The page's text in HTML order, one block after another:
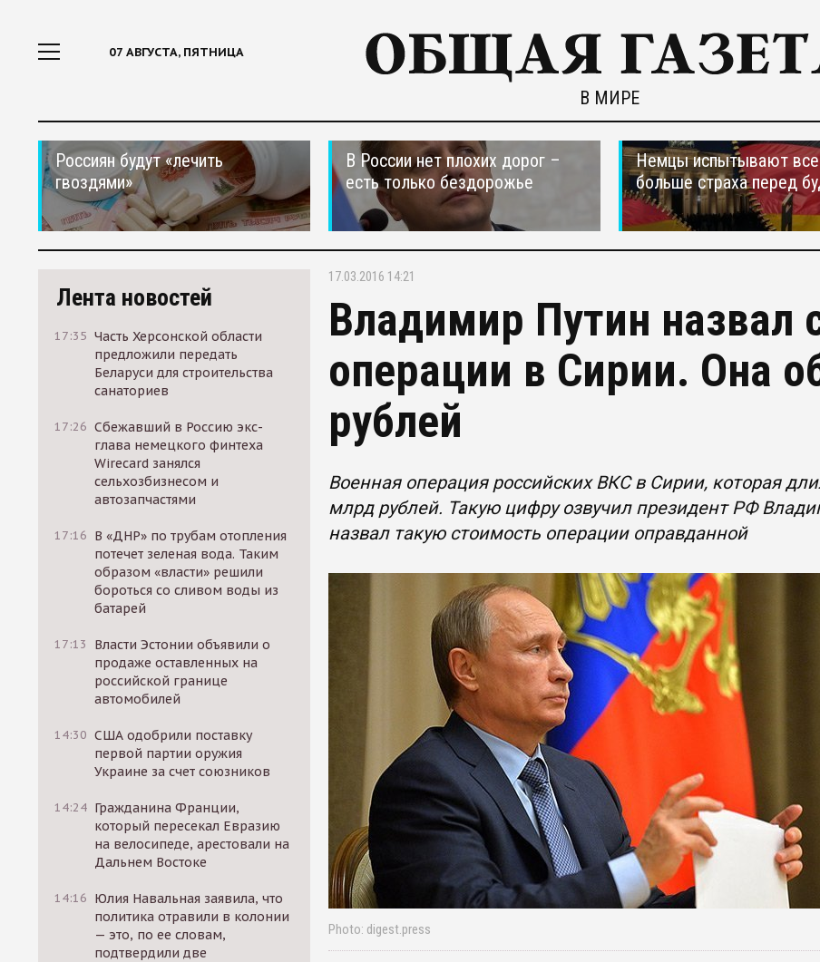
07 АВГУСТА, ПЯТНИЦА
В МИРЕ
Россиян будут «лечить
гвоздями»
В России нет плохих дорог –
есть только бездорожье
Немцы испытывают все
больше страха перед
Лента новостей
17:35 Часть Херсонской области
предложили передать
Беларуси для строительства
санаториев
17:26 Сбежавший в Россию экс-
глава немецкого финтеха
Wirecard занялся
сельхозбизнесом и
автозапчастями
17:16 В «ДНР» по трубам отопления
потечет зеленая вода. Таким
образом «власти» решили
бороться со сливом воды из
батарей
17:13
Власти Эстонии объявили о
продаже оставленных на
российской границе
автомобилей
14:30 США одобрили поставку
первой партии оружия
Украине за счет союзников
14:24 Гражданина Франции,
который пересекал Евразию
на велосипеде, арестовали на
Дальнем Востоке
14:16 Юлия Навальная заявила, что
политика отравили в колонии
— это, по ее словам,
подтвердили две
17.03.2016 14:21
Владимир Путин назвал
операции в Сирии. Она
рублей
Военная операция российских ВКС в Сирии, которая
млрд рублей. Такую цифру озвучил президент РФ
назвал такую стоимость операции оправданной
Photo: digest.press